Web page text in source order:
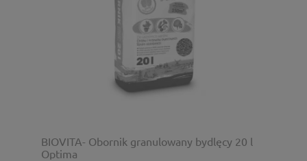
BIOVITA- Obornik granulowany bydlęcy 20 l
Optima